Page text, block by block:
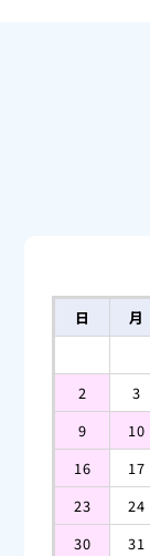
日 月
2
3
9
10
16
17
23
24
30
31